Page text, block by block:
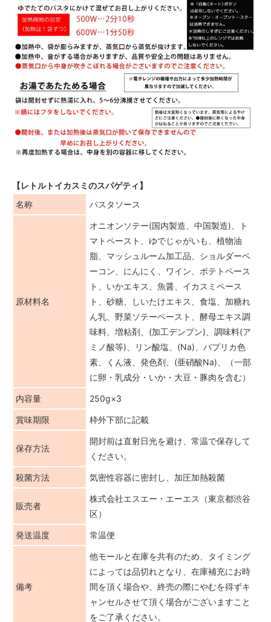
【レトルトイカスミのスパゲティ】
名称
パスタソース
原材料名
オニオンソテー(国内製造、中国製造)、ト
マトペースト、ゆでじゃがいも、植物油
脂、マッシュルーム加工品、ショルダーベ
ーコン、にんにく、ワイン、ポテトペース
ト、いかエキス、魚醤、イカスミペース
ト、砂糖、しいたけエキス、食塩、加糖れ
ん乳、野菜ソテーペースト、酵母エキス調
味料、増粘剤、(加工デンプン)、調味料(ア
ミノ酸等)、リン酸塩、(Na)、パプリカ色
素、くん液、発色剤、(亜硝酸Na)、（一部
に卵・乳成分・いか・大豆・豚肉を含む）
内容量 250g×3
賞味期限 枠外下部に記載
保存方法
開封前は直射日光を避け、常温で保存して
ください。
殺菌方法 気密性容器に密封し、加圧加熱殺菌
販売者
株式会社エスエー・エーエス（東京都渋谷
区）
発送温度 常温便
備考
他モールと在庫を共有のため、タイミング
によっては品切れとなり、在庫補充にお時
間を頂く場合や、終売の際にやむを得ずキ
ャンセルさせて頂く場合がございますこと
をご了承ください。